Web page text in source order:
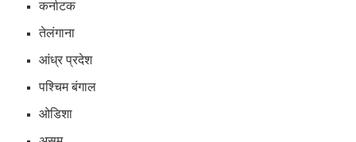
कर्नाटक
तेलंगाना
आंध्र प्रदेश
पश्चिम बंगाल
ओडिशा